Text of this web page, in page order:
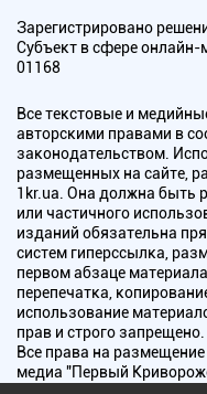
Зарегистрировано
Субъект в сфере
01168
Все текстовые и
авторскими правами в
законодательством.
размещенных на сайте,
1kr.ua. Она должна быть
или частичного
изданий обязательна
систем гиперссылка,
первом абзаце
перепечатка,
использование
прав и строго запрещено.
Все права на
медиа "Первый